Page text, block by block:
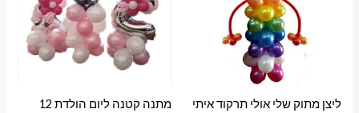
ליצן מתוק שלי אולי תרקוד איתי מתנה קטנה ליום הולדת 12